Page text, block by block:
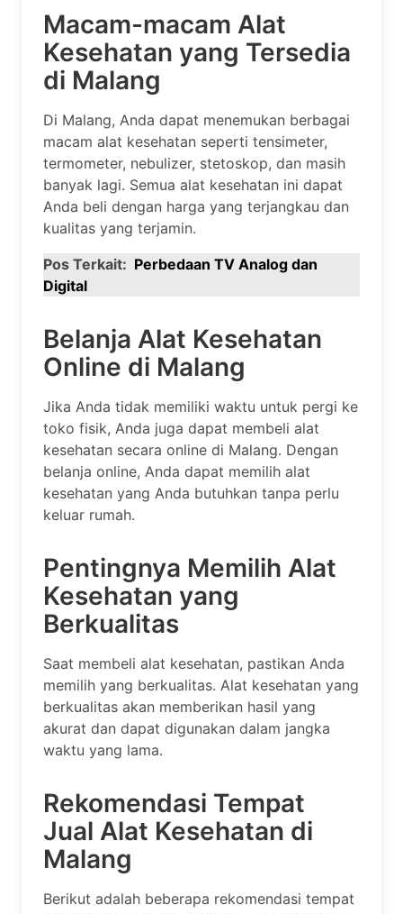
Macam-macam Alat
Kesehatan yang Tersedia
di Malang
Di Malang, Anda dapat menemukan berbagai
macam alat kesehatan seperti tensimeter,
termometer, nebulizer, stetoskop, dan masih
banyak lagi. Semua alat kesehatan ini dapat
Anda beli dengan harga yang terjangkau dan
kualitas yang terjamin.
Pos Terkait: Perbedaan TV Analog dan
Digital
Belanja Alat Kesehatan
Online di Malang
Jika Anda tidak memiliki waktu untuk pergi ke
toko fisik, Anda juga dapat membeli alat
kesehatan secara online di Malang. Dengan
belanja online, Anda dapat memilih alat
kesehatan yang Anda butuhkan tanpa perlu
keluar rumah.
Pentingnya Memilih Alat
Kesehatan yang
Berkualitas
Saat membeli alat kesehatan, pastikan Anda
memilih yang berkualitas. Alat kesehatan yang
berkualitas akan memberikan hasil yang
akurat dan dapat digunakan dalam jangka
waktu yang lama.
Rekomendasi Tempat
Jual Alat Kesehatan di
Malang
Berikut adalah beberapa rekomendasi tempat